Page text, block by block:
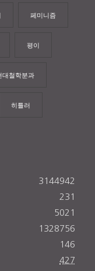
페미니즘
평이
대철학분과
히틀러
3144942
231
5021
1328756
146
427